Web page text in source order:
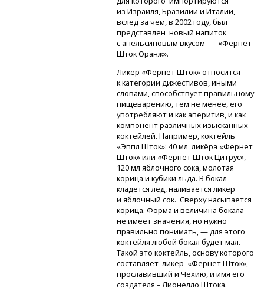
из Израиля, Бразилии и Италии,
вслед за чем, в 2002 году, был
представлен новый напиток
с апельсиновым вкусом — «Фернет
Шток Оранж».
Ликёр «Фернет Шток» относится
к категории дижестивов, иными
словами, способствует правильному
пищеварению, тем не менее, его
употребляют и как аперитив, и как
компонент различных изысканных
коктейлей. Например, коктейль
«Эппл Шток»: 40 мл ликёра «Фернет
Шток» или «Фернет Шток Цитрус»,
120 мл яблочного сока, молотая
корица и кубики льда. В бокал
кладётся лёд, наливается ликёр
и яблочный сок. Сверху насыпается
корица. Форма и величина бокала
не имеет значения, но нужно
правильно понимать, — для этого
коктейля любой бокал будет мал.
Такой это коктейль, основу которого
составляет ликёр «Фернет Шток»,
прославивший и Чехию, и имя его
создателя – Лионелло Штока.